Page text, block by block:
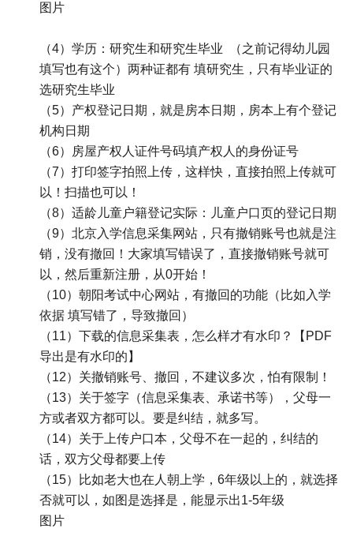
图片
（4）学历：研究生和研究生毕业 （之前记得幼儿园
填写也有这个）两种证都有 填研究生，只有毕业证的
选研究生毕业
（5）产权登记日期，就是房本日期，房本上有个登记
机构日期
（6）房屋产权人证件号码填产权人的身份证号
（7）打印签字拍照上传，这样快，直接拍照上传就可
以！扫描也可以！
（8）适龄儿童户籍登记实际：儿童户口页的登记日期
（9）北京入学信息采集网站，只有撤销账号也就是注
销，没有撤回！大家填写错误了，直接撤销账号就可
以，然后重新注册，从0开始！
（10）朝阳考试中心网站，有撤回的功能（比如入学
依据 填写错了，导致撤回）
（11）下载的信息采集表，怎么样才有水印？【PDF
导出是有水印的】
（12）关撤销账号、撤回，不建议多次，怕有限制！
（13）关于签字（信息采集表、承诺书等），父母一
方或者双方都可以。要是纠结，就多写。
（14）关于上传户口本，父母不在一起的，纠结的
话，双方父母都要上传
（15）比如老大也在人朝上学，6年级以上的，就选择
否就可以，如图是选择是，能显示出1-5年级
图片